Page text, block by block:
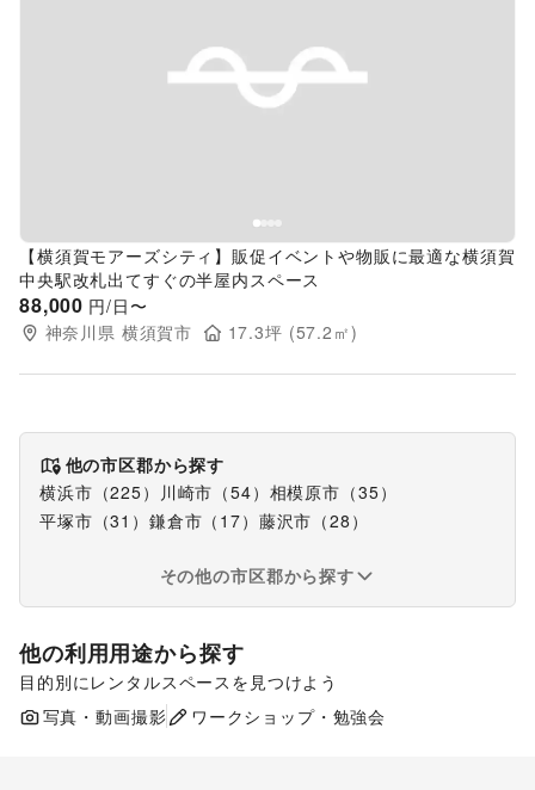
Previous slide
【横須賀モアーズシティ】販促イベントや物販に最適な横須賀
中央駅改札出てすぐの半屋内スペース
88,000 円/日〜
神奈川県 横須賀市 17.3坪 (57.2 ㎡)
他の市区郡から探す
横浜市 （225） 川崎市 （54） 相模原市 （35）
平塚市 （31 ） 鎌倉市 （ 17） 藤沢市 （28 ）
その他の市区郡から探す
他の利用用途から探す
目的別にレンタルスペースを見つけよう
ポップアップストア
食品販売
販促イベント 展示会・個展
写真・動画撮影 ワークショップ・勉強会